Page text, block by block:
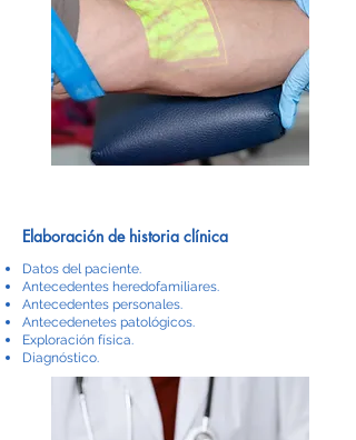
Elaboración de historia clínica
Datos del paciente.
Antecedentes heredofamiliares.
Antecedentes personales.
Antecedenetes patológicos.
Exploración física.
Diagnóstico.